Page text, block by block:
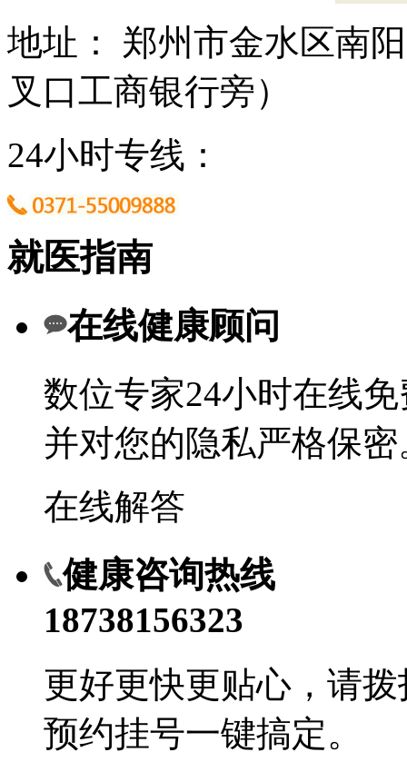
地址： 郑州市金水区南
叉口工商银行旁）
24小时专线：
就医指南
在线健康顾问
数位专家24小时在线
并对您的隐私严格保密
在线解答
健康咨询热线
18738156323
更好更快更贴心，请
预约挂号一键搞定。